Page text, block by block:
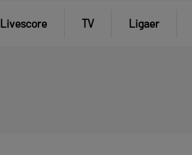
Livescore TV Ligaer